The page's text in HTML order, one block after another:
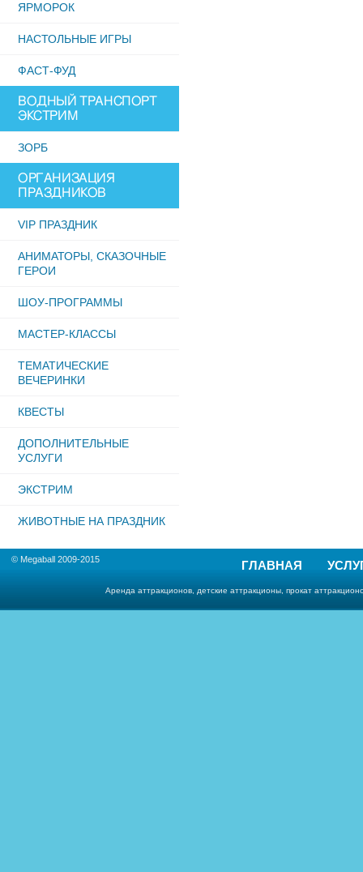
ЯРМОРОК
НАСТОЛЬНЫЕ ИГРЫ
ФАСТ-ФУД
ВОДНЫЙ ТРАНСПОРТ
ЭКСТРИМ
ЗОРБ
ОРГАНИЗАЦИЯ
ПРАЗДНИКОВ
VIP ПРАЗДНИК
АНИМАТОРЫ, СКАЗОЧНЫЕ
ГЕРОИ
ШОУ-ПРОГРАММЫ
МАСТЕР-КЛАССЫ
ТЕМАТИЧЕСКИЕ
ВЕЧЕРИНКИ
КВЕСТЫ
ДОПОЛНИТЕЛЬНЫЕ
УСЛУГИ
ЭКСТРИМ
ЖИВОТНЫЕ НА ПРАЗДНИК
© Megaball 2009-2015 ГЛАВНАЯ
Аренда аттракционов, детские аттракционы, прокат